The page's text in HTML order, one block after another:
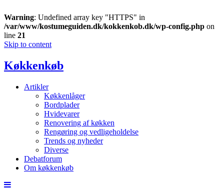
Warning: Undefined array key "HTTPS" in
/var/www/kostumeguiden.dk/kokkenkob.dk/wp-config.php on
line 21
Skip to content
Køkkenkøb
Artikler
Køkkenlåger
Bordplader
Hvidevarer
Renovering af køkken
Rengøring og vedligeholdelse
Trends og nyheder
Diverse
Debatforum
Om køkkenkøb